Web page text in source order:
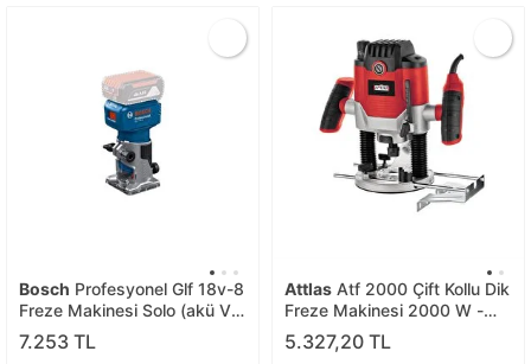
Bosch Profesyonel Glf 18v-8
Freze Makinesi Solo (akü Ve
Şarj Cihazı Yoktur)
06016c6020
7.253 TL
Attlas Atf 2000 Çift Kollu Dik
Freze Makinesi 2000 W -
A01106078
5.327,20 TL